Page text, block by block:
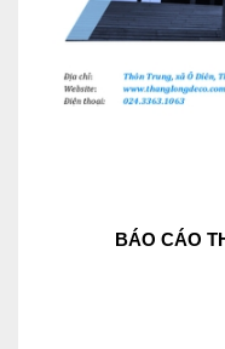
BÁO CÁO